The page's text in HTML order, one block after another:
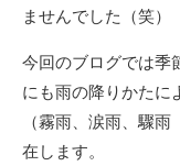
ませんでした（笑）
今回のブログでは季
にも雨の降りかたに
（霧雨、涙雨、驟
在します。